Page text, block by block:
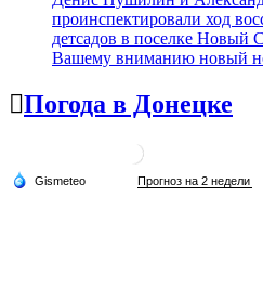
проинспектировали ход
детсадов в поселке Новый
Вашему вниманию новый
Погода в Донецке